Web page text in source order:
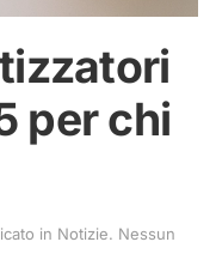
per chi
in Notizie. Nessun